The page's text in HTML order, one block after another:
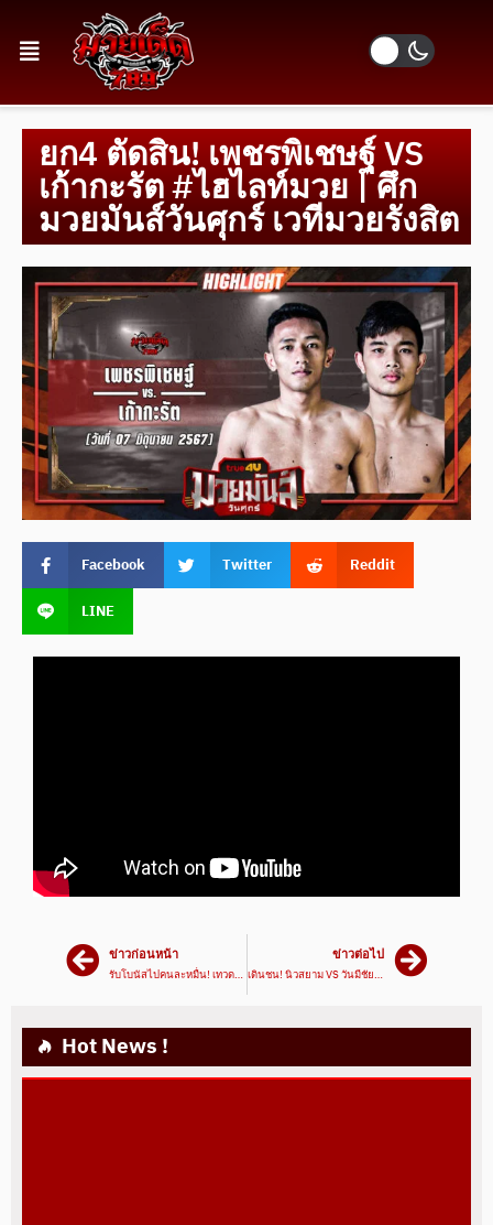
ยก4 ตัดสิน! เพชรพิเชษฐ์ VS
เก้ากะรัต #ไฮไลท์มวย | ศึก
มวยมันส์วันศุกร์ เวทีมวยรังสิต
Facebook Twitter
Reddit
LINE
ข่าวก่อนหน้า
รับโบนัสไปคนละหมื่น! เทวดาเล็ก VS นพเก้า #ไฮไลท์มวย | ศึกมวยมันส์วันศุกร์ เวทีมวยรังสิต
ข่าวต่อไป
เดินชน! นิวสยาม VS วันมีชัย | ศึกมวยมันส์สนั่นเมือง 11 มิ.ย. 67
Hot News !